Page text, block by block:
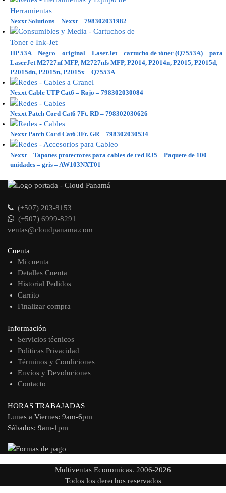
Nexxt Solutions – Nexxt – 798302031982
HP 53A – Negro – original – LaserJet – cartucho de tóner (Q7553A) – para
LaserJet M2727nf MFP, M2727nfs MFP, P2014, P2014n, P2015, P2015d,
P2015dn, P2015n, P2015x – Q7553A
Nexxt Cable UTP Cat6 – Rojo – 798302030084
Nexxt Patch Cord Cat6 7Ft. RD – 798302030626
Nexxt Patch Cord Cat6 3Ft. GR – 798302030534
Nexxt – Tapones protectores para cables de red RJ5 – Paquete de 100
unidades – gris – AW103NXT01
(+507) 203-8153
(+507) 6999-8291
ventas@cloudpanama.com
Cuenta
Mi cuenta
Detalles Cuenta
Historial Pedidos
Carrito
Finalizar compra
Información
Servicios técnicos
Políticas Privacidad
Términos y Condiciones
Envíos y Devoluciones
Contacto
HORAS TRABAJADAS
Lunes a Viernes: 9am-6pm
Sábados: 9am-1pm
Multiventas Economicas. 2006-2026
Todos los derechos reservados